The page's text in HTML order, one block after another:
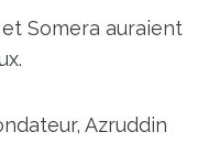
Somera auraient
Azruddin